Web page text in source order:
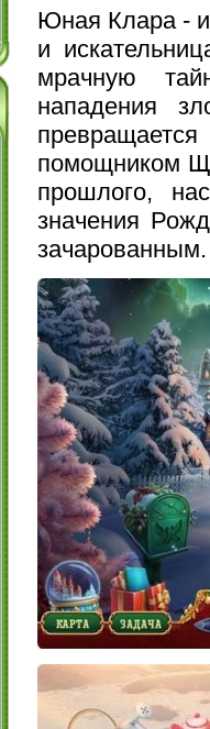
Юная Клара -
и
мрачную
нападения
помощником
прошлого,
значения
зачарованным.